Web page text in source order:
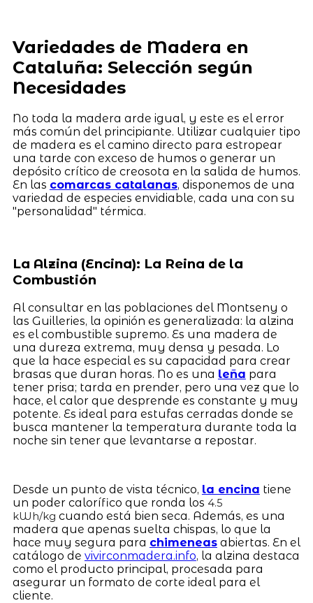
Variedades de Madera en
Cataluña: Selección según
Necesidades
No toda la madera arde igual, y este es el error
más común del principiante. Utilizar cualquier tipo
de madera es el camino directo para estropear
una tarde con exceso de humos o generar un
depósito crítico de creosota en la salida de humos.
En las comarcas catalanas, disponemos de una
variedad de especies envidiable, cada una con su
"personalidad" térmica.
La Alzina (Encina): La Reina de la
Combustión
Al consultar en las poblaciones del Montseny o
las Guilleries, la opinión es generalizada: la alzina
es el combustible supremo. Es una madera de
una dureza extrema, muy densa y pesada. Lo
que la hace especial es su capacidad para crear
brasas que duran horas. No es una leña para
tener prisa; tarda en prender, pero una vez que lo
hace, el calor que desprende es constante y muy
potente. Es ideal para estufas cerradas donde se
busca mantener la temperatura durante toda la
noche sin tener que levantarse a repostar.
Desde un punto de vista técnico, la encina tiene
un poder calorífico que ronda los 4.5
kWh/kg cuando está bien seca. Además, es una
madera que apenas suelta chispas, lo que la
hace muy segura para chimeneasabiertas. En el
catálogo de vivirconmadera.info, la alzina destaca
como el producto principal, procesada para
asegurar un formato de corte ideal para el
cliente.